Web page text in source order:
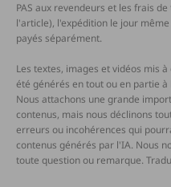
PAS aux revendeurs et les frais
l'article), l'expédition le jour
payés séparément.
Les textes, images et vidéos mis
été générés en tout ou en partie
Nous attachons une grande
contenus, mais nous déclinons
erreurs ou incohérences qui
contenus générés par l'IA. Nous
toute question ou remarque.